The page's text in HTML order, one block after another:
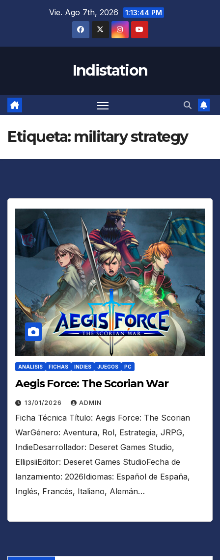
Vie. Ago 7th, 2026 1:13:44 PM
Indistation
Etiqueta: military strategy
ANÁLISIS FICHAS INDIES JUEGOS PC
Aegis Force: The Scorian War
13/01/2026 ADMIN
Ficha Técnica Título: Aegis Force: The Scorian
WarGénero: Aventura, Rol, Estrategia, JRPG,
IndieDesarrollador: Deseret Games Studio,
EllipsiiEditor: Deseret Games StudioFecha de
lanzamiento: 2026Idiomas: Español de España,
Inglés, Francés, Italiano, Alemán…